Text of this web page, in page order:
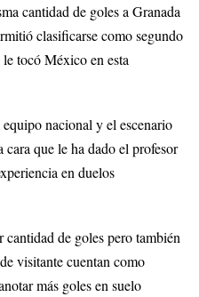
cantidad de goles a Granada
clasificarse como segundo
tocó México en esta
nacional y el escenario
cara que le ha dado el profesor
en duelos
de goles pero también
visitante cuentan como
más goles en suelo